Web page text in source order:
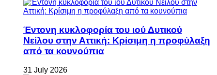
Έντονη κυκλοφορία του ιού Δυτικού
Νείλου στην Αττική: Κρίσιμη η προφύλαξη
από τα κουνούπια
31 July 2026